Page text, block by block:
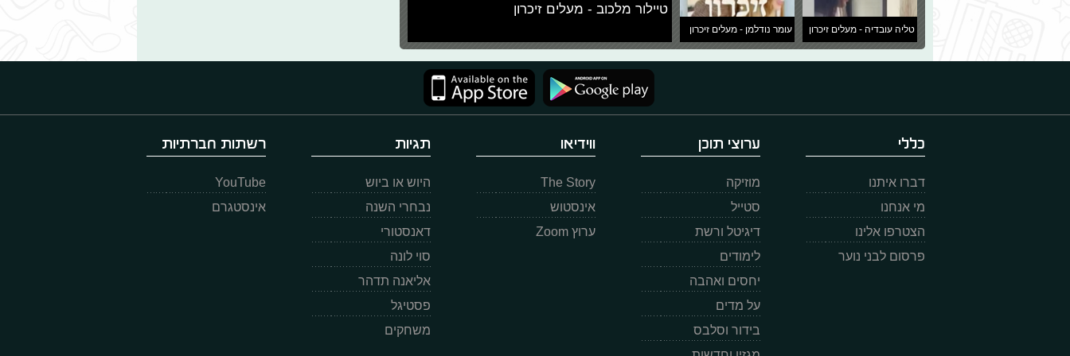
טליה עובדיה - מעלים זיכרון עומר נודלמן - מעלים זיכרון
טיילור מלכוב - מעלים זיכרון
כללי
דברו איתנו
מי אנחנו
הצטרפו אלינו
פרסום לבני נוער
ערוצי תוכן
מוזיקה
סטייל
דיגיטל ורשת
לימודים
יחסים ואהבה
על מדים
בידור וסלבס
ווידיאו
The Story
אינסטוש
ערוץ Zoom
תגיות
היוש או ביוש
נבחרי השנה
דאנסטורי
סוי לונה
אליאנה תדהר
פסטיגל
משחקים
רשתות חברתיות
YouTube
אינסטגרם